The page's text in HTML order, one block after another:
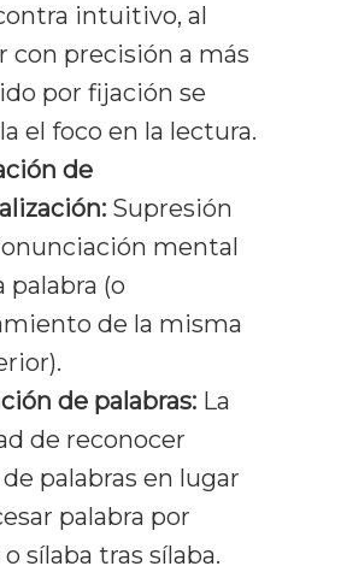
intuitivo, al
con precisión a más
por fijación se
el foco en la lectura.
de
Supresión
mental
palabra (o
de la misma
de palabras: La
de reconocer
palabras en lugar
palabra por
sílaba tras sílaba.